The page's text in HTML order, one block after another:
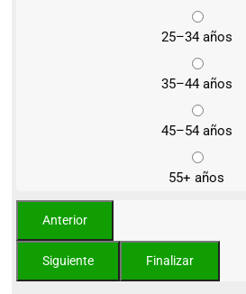
25–34 años
35–44 años
45–54 años
55+ años